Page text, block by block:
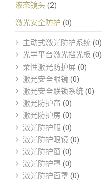
液态镜头 (2)
激光安全防护 (0)
主动式激光防护系统 (0)
光学平台激光挡光板 (0)
柔性激光防护屏 (0)
激光安全眼镜 (0)
激光安全联锁系统 (0)
激光防护帘 (0)
激光防护房 (0)
激光防护服 (0)
激光防护眼镜 (0)
激光防护窗 (0)
激光防护罩 (0)
激光防护面罩 (0)